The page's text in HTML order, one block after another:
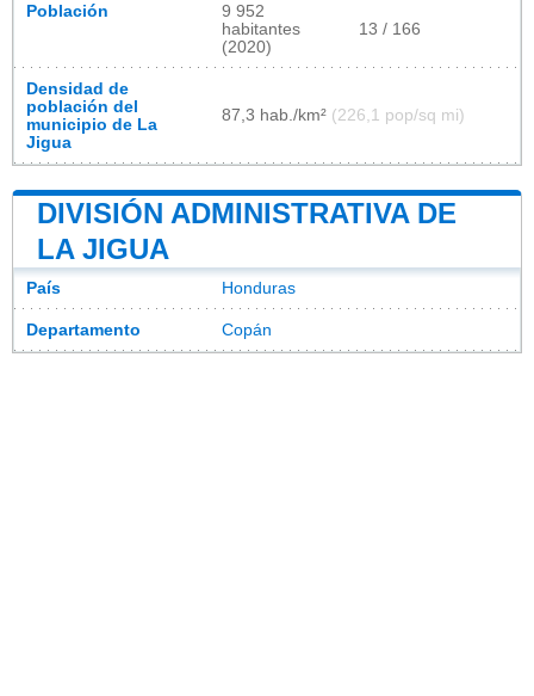
Población
9 952
habitantes
(2020)
13 / 166
Densidad de
población del
municipio de La
Jigua
87,3 hab./km² (226,1 pop/sq mi)
DIVISIÓN ADMINISTRATIVA DE
LA JIGUA
País Honduras
Departamento Copán